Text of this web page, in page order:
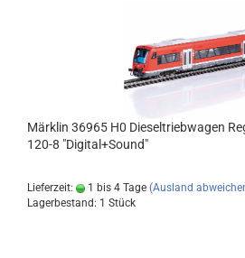
Märklin 36965 H0 Dieseltriebwagen
120-8 "Digital+Sound"
Lieferzeit: 1 bis 4 Tage (Ausland
Lagerbestand: 1 Stück